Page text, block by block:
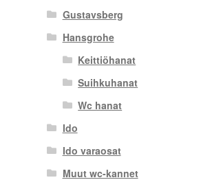
Gustavsberg
Hansgrohe
Keittiöhanat
Suihkuhanat
Wc hanat
Ido
Ido varaosat
Muut wc-kannet